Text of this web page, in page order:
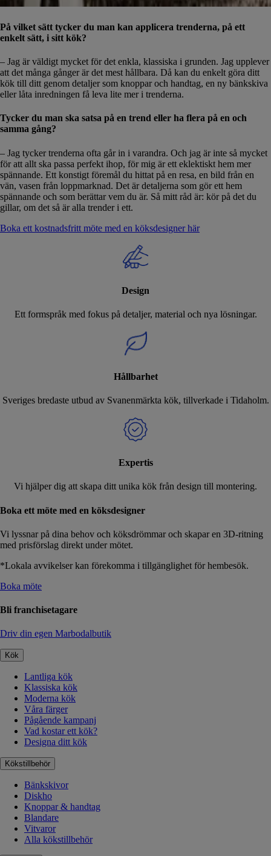
På vilket sätt tycker du man kan applicera trenderna, på ett
enkelt sätt, i sitt kök?
– Jag är väldigt mycket för det enkla, klassiska i grunden. Jag upplever
att det många gånger är det mest hållbara. Då kan du enkelt göra ditt
kök till ditt genom detaljer som knoppar och handtag, en ny bänkskiva
eller låta inredningen få leva lite mer i trenderna.
Tycker du man ska satsa på en trend eller ha flera på en och
samma gång?
– Jag tycker trenderna ofta går in i varandra. Och jag är inte så mycket
för att allt ska passa perfekt ihop, för mig är ett eklektiskt hem mer
spännande. Ett konstigt föremål du hittat på en resa, en bild från en
vän, vasen från loppmarknad. Det är detaljerna som gör ett hem
spännande och som berättar vem du är. Så mitt råd är: kör på det du
gillar, om det så är alla trender i ett.
Boka ett kostnadsfritt möte med en köksdesigner här
Design
Ett formspråk med fokus på detaljer, material och nya lösningar.
Hållbarhet
Sveriges bredaste utbud av Svanenmärkta kök, tillverkade i Tidaholm.
Expertis
Vi hjälper dig att skapa ditt unika kök från design till montering.
Boka ett möte med en köksdesigner
Vi lyssnar på dina behov och köksdrömmar och skapar en 3D-ritning
med prisförslag direkt under mötet.
*Lokala avvikelser kan förekomma i tillgänglighet för hembesök.
Boka möte
Bli franchisetagare
Driv din egen Marbodalbutik
Kök
Lantliga kök
Klassiska kök
Moderna kök
Våra färger
Pågående kampanj
Vad kostar ett kök?
Designa ditt kök
Kökstillbehör
Bänkskivor
Diskho
Knoppar & handtag
Blandare
Vitvaror
Alla kökstillbehör